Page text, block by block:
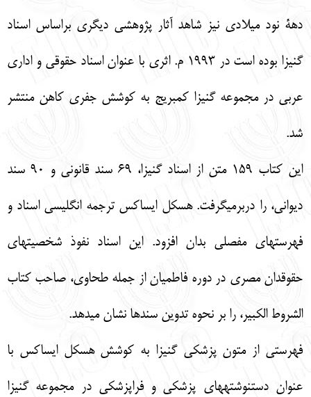
دهة نود ميلادي نيز شاهد آثار پژوهشي ديگري براساس اسناد
گنيزا بوده است در 1993 م. اثري با عنوان اسناد حقوقي و اداري
عربي در مجموعه گنيزا كمبريج به كوشش جفري كاهن منتشر
شد.
اين كتاب 159 متن از اسناد گنيزا، 69 سند قانوني و 90 سند
ديواني، را دربرمي‏گرفت. هسكل ايساكس ترجمه انگليسي اسناد و
فهرست‏هاي مفصلي بدان افزود. اين اسناد نفوذ شخصيت‏هاي
حقوقدان مصري در دوره فاطميان از جمله طحاوي، صاحب كتاب
الشروط الكبير، را بر نحوه تدوين سندها نشان مي‏دهد.
فهرستي از متون پزشكي گنيزا به كوشش هسكل ايساكس با
عنوان دست‏نوشته‏هاي پزشكي و فراپزشكي در مجموعه گنيزا